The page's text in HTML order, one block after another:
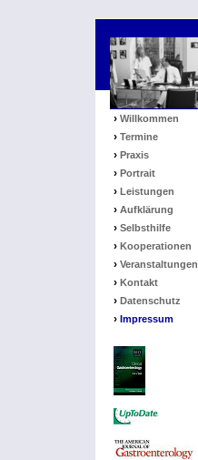
› Willkommen
› Termine
› Praxis
› Portrait
› Leistungen
› Aufklärung
› Selbsthilfe
› Kooperationen
› Veranstaltungen
› Kontakt
› Datenschutz
› Impressum